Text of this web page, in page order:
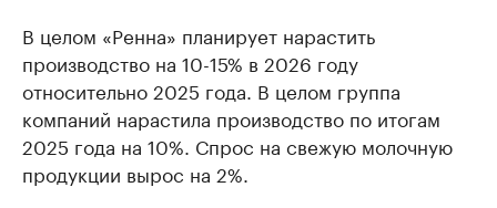
В целом «Ренна» планирует нарастить
производство на 10-15% в 2026 году
относительно 2025 года. В целом группа
компаний нарастила производство по итогам
2025 года на 10%. Спрос на свежую молочную
продукции вырос на 2%.